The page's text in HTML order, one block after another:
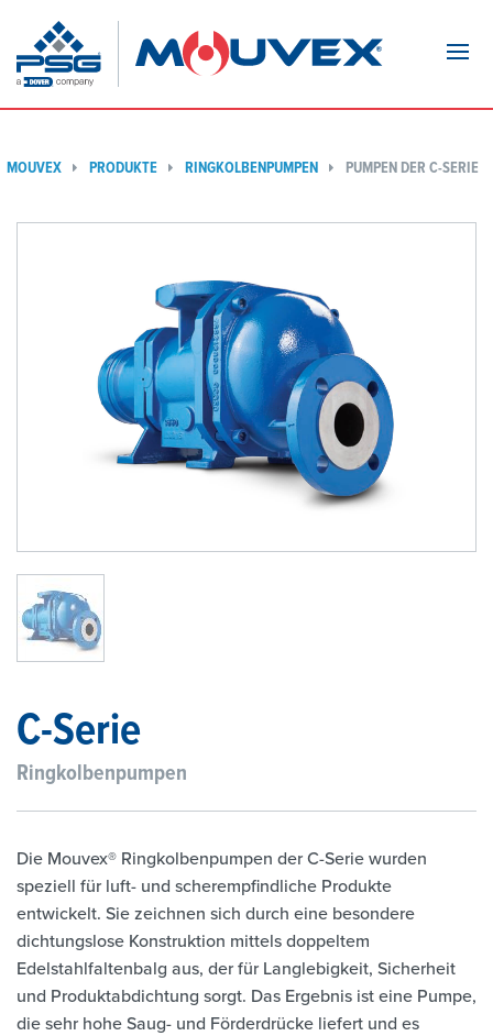
MOUVEX PRODUKTE RINGKOLBENPUMPEN PUMPEN DER C-SERIE
C-Serie
Ringkolbenpumpen
Die Mouvex® Ringkolbenpumpen der C-Serie wurden
speziell für luft- und scherempfindliche Produkte
entwickelt. Sie zeichnen sich durch eine besondere
dichtungslose Konstruktion mittels doppeltem
Edelstahlfaltenbalg aus, der für Langlebigkeit, Sicherheit
und Produktabdichtung sorgt. Das Ergebnis ist eine Pumpe,
die sehr hohe Saug- und Förderdrücke liefert und es